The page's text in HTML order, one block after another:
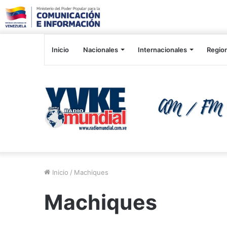
Inicio Nacionales Internacionales
Inicio / Machiques
Machiques